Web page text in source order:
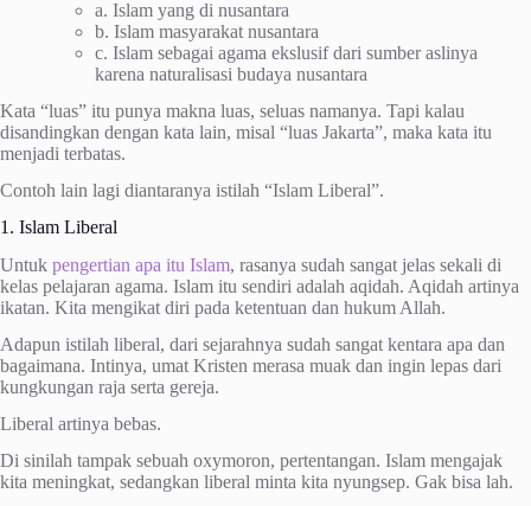
a. Islam yang di nusantara
b. Islam masyarakat nusantara
c. Islam sebagai agama ekslusif dari sumber aslinya
karena naturalisasi budaya nusantara
Kata “luas” itu punya makna luas, seluas namanya. Tapi kalau
disandingkan dengan kata lain, misal “luas Jakarta”, maka kata itu
menjadi terbatas.
Contoh lain lagi diantaranya istilah “Islam Liberal”.
1. Islam Liberal
Untuk pengertian apa itu Islam, rasanya sudah sangat jelas sekali di
kelas pelajaran agama. Islam itu sendiri adalah aqidah. Aqidah artinya
ikatan. Kita mengikat diri pada ketentuan dan hukum Allah.
Adapun istilah liberal, dari sejarahnya sudah sangat kentara apa dan
bagaimana. Intinya, umat Kristen merasa muak dan ingin lepas dari
kungkungan raja serta gereja.
Liberal artinya bebas.
Di sinilah tampak sebuah oxymoron, pertentangan. Islam mengajak
kita meningkat, sedangkan liberal minta kita nyungsep. Gak bisa lah.